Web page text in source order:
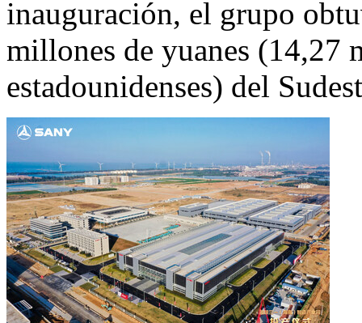
inauguración, el grupo
millones de yuanes (14,27
estadounidenses) del